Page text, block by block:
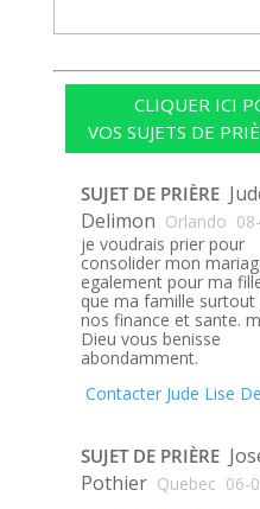
CLIQUER ICI
VOS SUJETS DE
SUJET DE PRIÈRE
Delimon Orlando
je voudrais prier pour
consolider mon
egalement pour ma
que ma famille surtout
nos finance et sante.
Dieu vous benisse
abondamment.
Contacter Jude Lise
SUJET DE PRIÈRE
Pothier Quebec 06-